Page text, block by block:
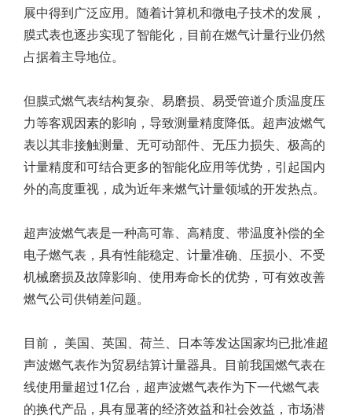
展中得到广泛应用。随着计算机和微电子技术的发展，
膜式表也逐步实现了智能化，目前在燃气计量行业仍然
占据着主导地位。
但膜式燃气表结构复杂、易磨损、易受管道介质温度压
力等客观因素的影响，导致测量精度降低。超声波燃气
表以其非接触测量、无可动部件、无压力损失、极高的
计量精度和可结合更多的智能化应用等优势，引起国内
外的高度重视，成为近年来燃气计量领域的开发热点。
超声波燃气表是一种高可靠、高精度、带温度补偿的全
电子燃气表，具有性能稳定、计量准确、压损小、不受
机械磨损及故障影响、使用寿命长的优势，可有效改善
燃气公司供销差问题。
目前， 美国、英国、荷兰、日本等发达国家均已批准超
声波燃气表作为贸易结算计量器具。目前我国燃气表在
线使用量超过1亿台，超声波燃气表作为下一代燃气表
的换代产品，具有显著的经济效益和社会效益，市场潜